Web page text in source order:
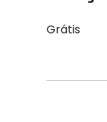
Grátis